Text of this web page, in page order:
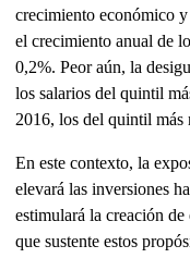
crecimiento económico y
el crecimiento anual de
0,2%. Peor aún, la
los salarios del quintil
2016, los del quintil
En este contexto, la
elevará las inversiones
estimulará la creación
que sustente estos